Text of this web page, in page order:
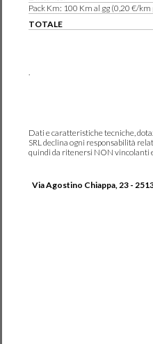
Pack Km: 100 Km al gg (0,20 €/km
TOTALE
.
Dati e caratteristiche tecniche,
SRL declina ogni responsabilità
quindi da ritenersi NON vincolanti
Via Agostino Chiappa, 23 -